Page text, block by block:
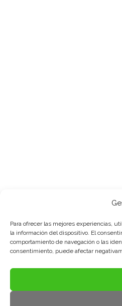
Para ofrecer las mejores experiencias,
la información del dispositivo. El
comportamiento de navegación o las
consentimiento, puede afectar